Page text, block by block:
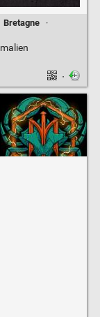
Bretagne
·
·